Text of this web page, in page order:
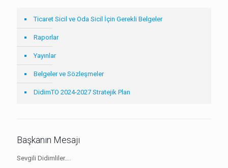
Ticaret Sicil ve Oda Sicil İçin Gerekli Belgeler
Raporlar
Yayınlar
Belgeler ve Sözleşmeler
DidimTO 2024-2027 Stratejik Plan
Başkanın Mesajı
Sevgili Didimliler….